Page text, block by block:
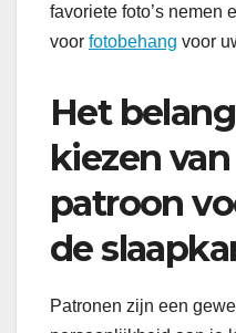
favoriete foto’s nemen
voor fotobehang voor
Het
kiezen
patroon
de
Patronen zijn een